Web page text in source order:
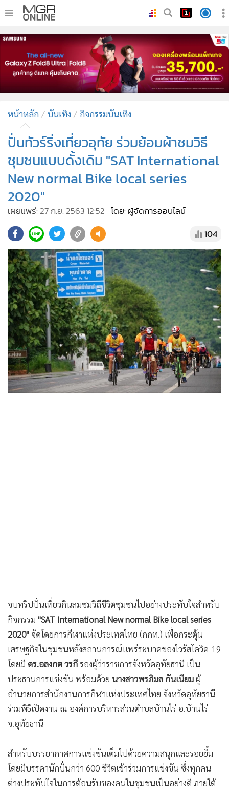
• หน้าหลัก
ทันเหตุการณ์
ภาคใต้
• ภูมิภาค
• บันเทิง
•
ผู้จัดการรายวัน
• คอลัมนิสต์
• ละคร
• CbizReview
• Cyber BIZ
• ผู้จัดกวน
• Good health & Well-being
• Management & HR
• MGR Live
• Infographic
• การเมือง
• ท่องเที่ยว
• กีฬา
• ต่างประเทศ
• Special Scoop
• เศรษฐกิจ-ธุรกิจ
• Factcheck
• News1
Gotomanager
หน้าหลัก บันเทิง กิจกรรมบันเทิง
ปั่นทัวร์ริ่งเที่ยวอุทัย ร่วมย้อมผ้าชมวิธี
ชุมชนแบบดั้งเดิม "SAT International
New normal Bike local series
2020"
เผยแพร่: 27 ก.ย. 2563 12:52 โดย: ผู้จัดการออนไลน์
104
จบทริปปั่นเที่ยวกินลมชมวิถีชีวิตชุมชนไปอย่างประทับใจสำหรับ
กิจกรรม "SAT International New normal Bike local series
2020" จัดโดยการกีฬาแห่งประเทศไทย (กกท.) เพื่อกระตุ้น
เศรษฐกิจในชุมชนหลังสถานการณ์แพร่ระบาดของไวรัสโควิด-19
โดยมี ดร.อลงกต วรกีรองผู้ว่าราชการจังหวัดอุทัยธานี เป็น
ประธานการแข่งขัน พร้อมด้วย นางสาวพรภิมล กันเนียมผู้
อำนวยการสำนักงานการกีฬาแห่งประเทศไทย จังหวัดอุทัยธานี
ร่วมพิธีเปิดงาน ณ องค์การบริหารส่วนตำบลบ้านไร่ อ.บ้านไร่
จ.อุทัยธานี
สำหรับบรรยากาศการแข่งขันเต็มไปด้วยความสนุกและรอยยิ้ม
โดยมีบรรดานักปั่นกว่า 600 ชีวิตเข้าร่วมการแข่งขัน ซึ่งทุกคน
ต่างประทับใจในการต้อนรับของคนในชุมชนเป็นอย่างดี ภายใต้